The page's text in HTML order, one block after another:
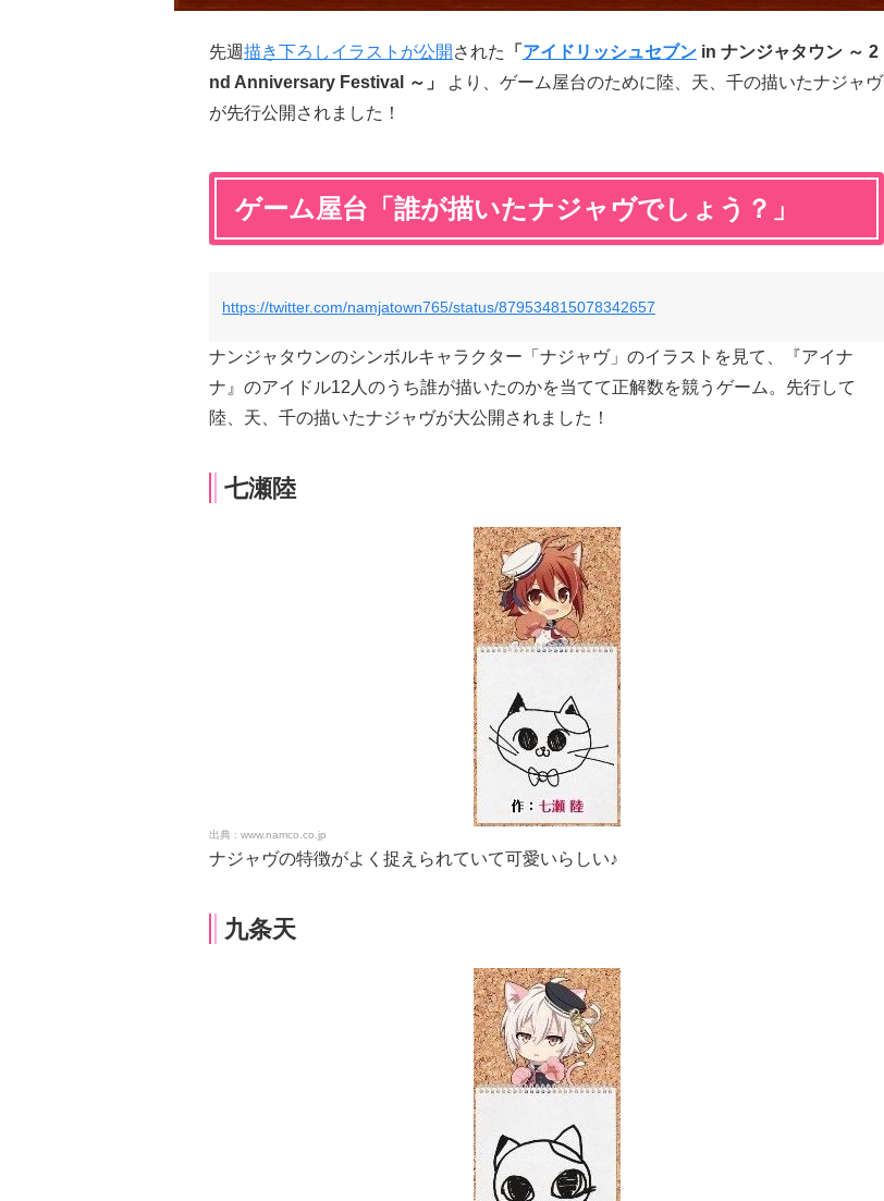
先週描き下ろしイラストが公開 された 「 アイドリッシュセブン in ナンジャタウン ～ 2
nd Anniversary Festival ～」
より、ゲーム屋台のために陸、天、千の描いたナジャヴ
が先行公開されました！
ゲーム屋台「誰が描いたナジャヴでしょう？」
https://twitter.com/namjatown765/status/879534815078342657
ナンジャタウンのシンボルキャラクター「ナジャヴ」 のイラストを見て、『アイナ
ナ』のアイドル12人のうち誰が描いたのかを当てて正解数を競うゲーム。先行して
陸、天、千の描いたナジャヴが大公開されました！
七瀬陸
www.namco.co.jp
ナジャヴの特徴がよく捉えられていて可愛いらしい♪
九条天